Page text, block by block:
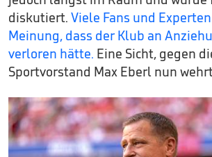
diskutiert. Viele Fans und
Meinung, dass der Klub an
verloren hätte. Eine Sicht, gegen
Sportvorstand Max Eberl nun